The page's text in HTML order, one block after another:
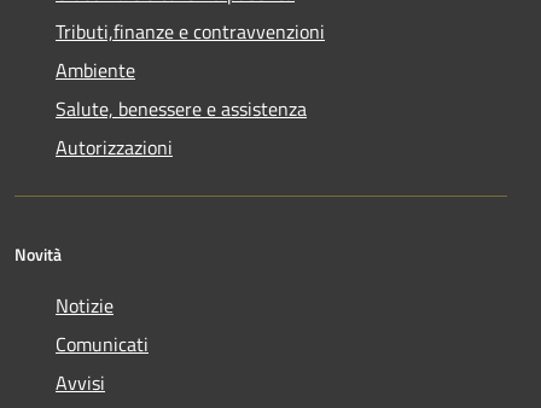
Tributi,finanze e contravvenzioni
Ambiente
Salute, benessere e assistenza
Autorizzazioni
Novità
Notizie
Comunicati
Avvisi